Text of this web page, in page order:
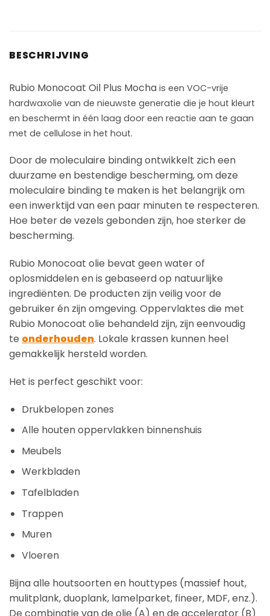
BESCHRIJVING
Rubio Monocoat Oil Plus Mocha is een VOC-vrije
hardwaxolie van de nieuwste generatie die je hout kleurt
en beschermt in één laag door een reactie aan te gaan
met de cellulose in het hout.
Door de moleculaire binding ontwikkelt zich een
duurzame en bestendige bescherming, om deze
moleculaire binding te maken is het belangrijk om
een inwerktijd van een paar minuten te respecteren.
Hoe beter de vezels gebonden zijn, hoe sterker de
bescherming.
Rubio Monocoat olie bevat geen water of
oplosmiddelen en is gebaseerd op natuurlijke
ingrediënten. De producten zijn veilig voor de
gebruiker én zijn omgeving. Oppervlaktes die met
Rubio Monocoat olie behandeld zijn, zijn eenvoudig
te onderhouden. Lokale krassen kunnen heel
gemakkelijk hersteld worden.
Het is perfect geschikt voor:
Drukbelopen zones
Alle houten oppervlakken binnenshuis
Meubels
Werkbladen
Tafelbladen
Trappen
Muren
Vloeren
Bijna alle houtsoorten en houttypes (massief hout,
mulitplank, duoplank, lamelparket, fineer, MDF, enz.).
De combinatie van de olie (A) en de accelerator (B)